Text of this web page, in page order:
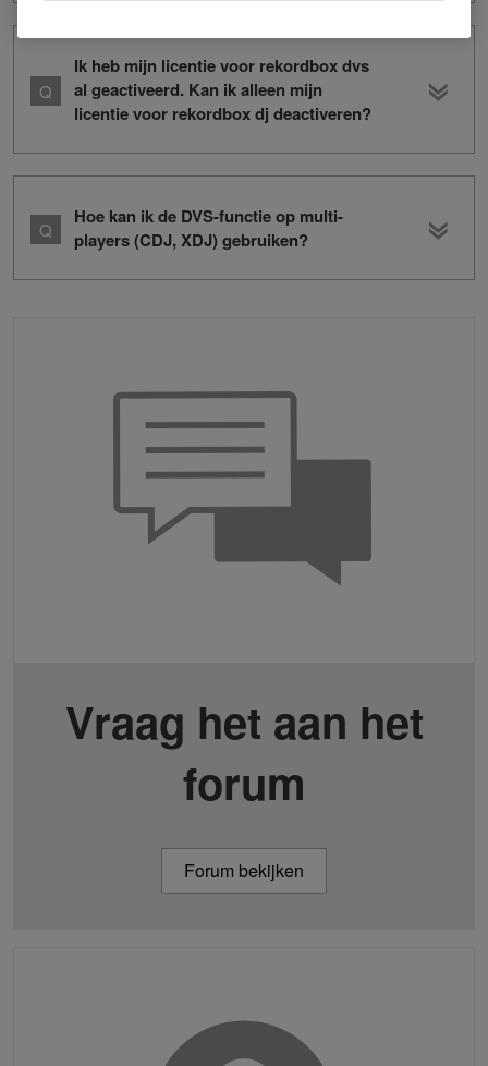
Ik heb mijn licentie voor rekordbox dvs
al geactiveerd. Kan ik alleen mijn
licentie voor rekordbox dj deactiveren?
Hoe kan ik de DVS-functie op multi-
players (CDJ, XDJ) gebruiken?
Vraag het aan het
forum
Forum bekijken